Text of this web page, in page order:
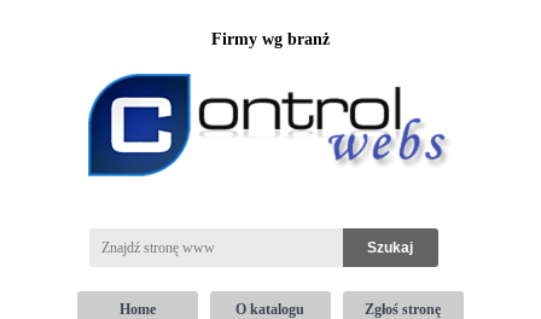
Firmy wg branż
Home O katalogu Zgłoś stronę